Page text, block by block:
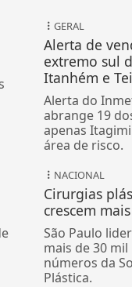
GERAL
Alerta de
extremo sul
Itanhém e
Alerta do
abrange 19
apenas
área de risco.
NACIONAL
Cirurgias
crescem
São Paulo
mais de 30
números da
Plástica.